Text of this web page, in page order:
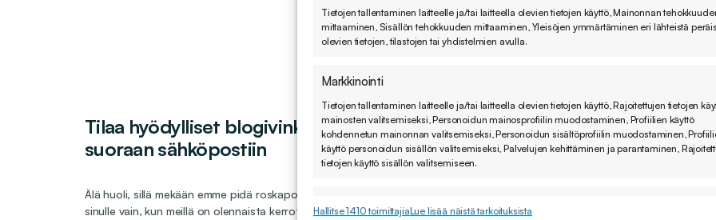
Tietojen tallentaminen laitteelle ja/tai laitteella olevien tietojen käyttö, Mainonnan
mittaaminen, Sisällön tehokkuuden mittaaminen, Yleisöjen ymmärtäminen eri lähteistä
olevien tietojen, tilastojen tai yhdistelmien avulla.
Markkinointi
Tietojen tallentaminen laitteelle ja/tai laitteella olevien tietojen käyttö, Rajoitettujen tietojen
mainosten valitsemiseksi, Personoidun mainosprofiilin muodostaminen, Profiilien käyttö
kohdennetun mainonnan valitsemiseksi, Personoidun sisältöprofiilin muodostaminen,
käyttö personoidun sisällön valitsemiseksi, Palvelujen kehittäminen ja parantaminen,
tietojen käyttö sisällön valitsemiseen.
Hallitse 1410 toimittajiaLue lisää näistä tarkoituksista
Tilaa hyödylliset blogivinkkimme
suoraan sähköpostiin
Älä huoli, sillä mekään emme pidä roskapostista. Viestimme
sinulle vain, kun meillä on olennaista kerrottavaa.
Sähköpostiosoite (Pakollinen)
Hyväksyn uutiskirjeen tilauksen ja